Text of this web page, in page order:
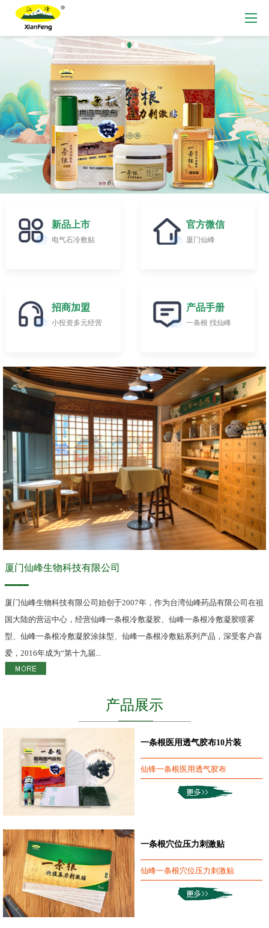
新品上市
电气石冷敷贴
官方微信
厦门仙峰
招商加盟
小投资多元经营
产品手册
一条根 找仙峰
厦门仙峰生物科技有限公司
━━━━
厦门仙峰生物科技有限公司始创于2007年，作为台湾仙峰药品有限公司在祖
国大陆的营运中心，经营仙峰一条根冷敷凝胶、仙峰一条根冷敷凝胶喷雾
型、仙峰一条根冷敷凝胶涂抹型、仙峰一条根冷敷贴系列产品，深受客户喜
爱，2016年成为“第十九届...
产品展示
一条根医用透气胶布10片装
仙锋一条根医用透气胶布
一条根穴位压力刺激贴
仙峰一条根穴位压力刺激贴